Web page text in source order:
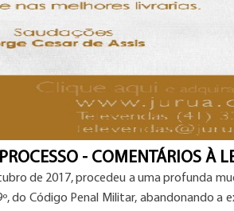
- COMENTÁRIOS À
de 2017, procedeu a uma profunda
do Có­digo Penal Militar, abandonando a